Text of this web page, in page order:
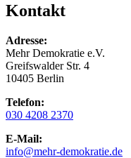
Kontakt
Adresse:
Mehr Demokratie e.V.
Greifswalder Str. 4
10405 Berlin
Telefon:
030 4208 2370
E-Mail:
info@mehr-demokratie.de